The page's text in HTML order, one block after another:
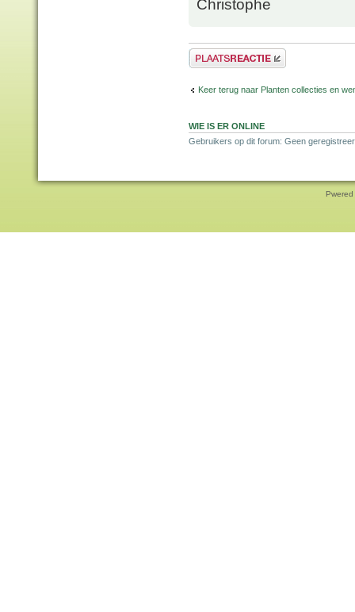
Christophe
Plaats een reactie
Keer terug naar Planten collecties en
WIE IS ER ONLINE
Gebruikers op dit forum: Geen